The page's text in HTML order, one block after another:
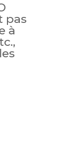
pas
à